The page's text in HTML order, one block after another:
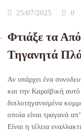
25/07/2025 0
Φτιάξε τα
Τηγανητά
Αν υπάρχει ένα
και την Καραϊβική
διπλοτηγανισμένα
οποία είναι τραγανά
Είναι η τέλεια